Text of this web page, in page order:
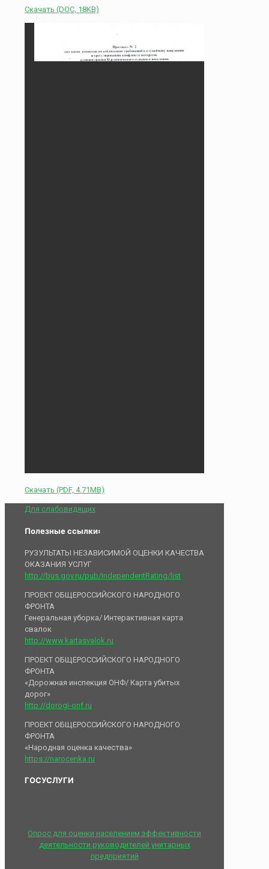
Скачать (DOC, 18KB)
Скачать (PDF, 4.71MB)
Для слабовидящих
Полезные ссылки:
РУЗУЛЬТАТЫ НЕЗАВИСИМОЙ ОЦЕНКИ КАЧЕСТВА
ОКАЗАНИЯ УСЛУГ
http://bus.gov.ru/pub/independentRating/list
ПРОЕКТ ОБЩЕРОССИЙСКОГО НАРОДНОГО
ФРОНТА
Генеральная уборка/ Интерактивная карта
свалок
http://www.kartasvalok.ru
ПРОЕКТ ОБЩЕРОССИЙСКОГО НАРОДНОГО
ФРОНТА
«Дорожная инспекция ОНФ/ Карта убитых
дорог»
http://dorogi-onf.ru
ПРОЕКТ ОБЩЕРОССИЙСКОГО НАРОДНОГО
ФРОНТА
«Народная оценка качества»
https://narocenka.ru
ГОСУСЛУГИ
Опрос для оценки населением эффективности
деятельности руководителей унитарных
предприятий